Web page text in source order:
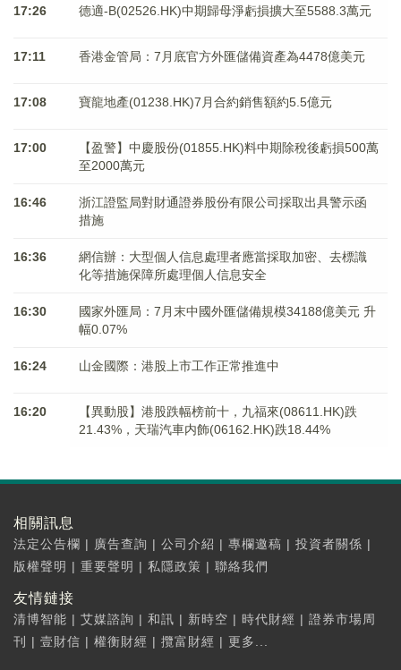
17:26 德適-B(02526.HK)中期歸母淨虧損擴大至5588.3萬元
17:11 香港金管局：7月底官方外匯儲備資產為4478億美元
17:08 寶龍地產(01238.HK)7月合約銷售額約5.5億元
17:00
【盈警】中慶股份(01855.HK)料中期除稅後虧損500萬
至2000萬元
16:46
浙江證監局對財通證券股份有限公司採取出具警示函
措施
16:36
網信辦：大型個人信息處理者應當採取加密、去標識
化等措施保障所處理個人信息安全
16:30
國家外匯局：7月末中國外匯儲備規模34188億美元 升
幅0.07%
16:24 山金國際：港股上市工作正常推進中
16:20
【異動股】港股跌幅榜前十，九福來(08611.HK)跌
21.43%，天瑞汽車内飾(06162.HK)跌18.44%
相關訊息
法定公告欄 | 廣告查詢 | 公司介紹 | 專欄邀稿 | 投資者關係 |
版權聲明 | 重要聲明 | 私隱政策 | 聯絡我們
友情鏈接
清博智能 | 艾媒諮詢 | 和訊 | 新時空 | 時代財經 | 證券市場周
刊
| 壹財信 | 權衡財經 | 攬富財經 | 更多...